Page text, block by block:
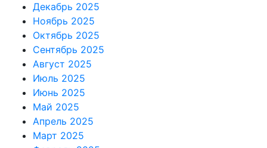
Декабрь 2025
Ноябрь 2025
Октябрь 2025
Сентябрь 2025
Август 2025
Июль 2025
Июнь 2025
Май 2025
Апрель 2025
Март 2025